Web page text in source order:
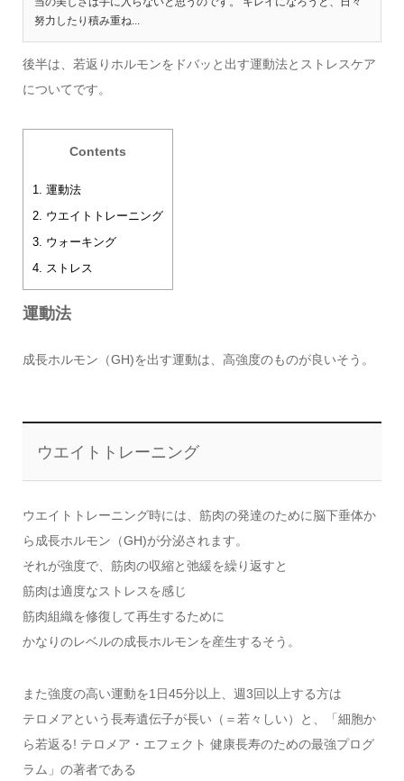
努力したり積み重ね...
後半は、若返りホルモンをドバッと出す運動法とストレスケア
についてです。
Contents
1.
運動法
2. ウエイトトレーニング
3. ウォーキング
4.
ストレス
運動法
成長ホルモン（GH)を出す運動は、高強度のものが良いそう。
ウエイトトレーニング
ウエイトトレーニング時には、筋肉の発達のために脳下垂体か
ら成長ホルモン（GH)が分泌されます。
それが強度で、筋肉の収縮と弛緩を繰り返すと
筋肉は適度なストレスを感じ
筋肉組織を修復して再生するために
かなりのレベルの成長ホルモンを産生するそう。
また強度の高い運動を1日45分以上、週3回以上する方は
テロメアという長寿遺伝子が長い（＝若々しい）と、「細胞か
ら若返る! テロメア・エフェクト 健康長寿のための最強プログ
ラム」の著者である